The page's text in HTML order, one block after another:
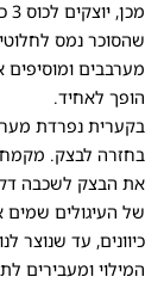
שהסוכר נמס
מערבבים
הופך לאחיד.
בקערית נפרדת
בחזרה לבצק.
את הבצק לשכבה
כיוונים, עד שנוצר
המילוי ומעבירים